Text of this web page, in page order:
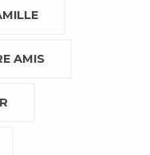
AMIS